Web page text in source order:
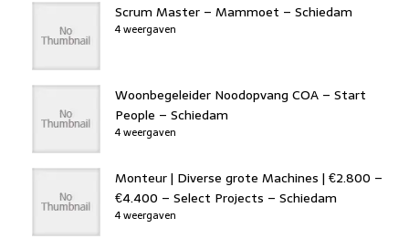
Scrum Master – Mammoet – Schiedam
4 weergaven
Woonbegeleider Noodopvang COA – Start
People – Schiedam
4 weergaven
Monteur | Diverse grote Machines | €2.800 –
€4.400 – Select Projects – Schiedam
4 weergaven